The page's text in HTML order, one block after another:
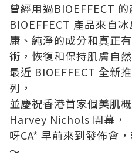
曾經用過BIOEFFECT
BIOEFFECT 產品來自
康、純淨的成分和真正
術，恢復和保持肌膚自
最近 BIOEFFECT 全新
列，
並慶祝香港首家個美肌
Harvey Nichols 開幕，
呀CA* 早前來到發佈會
～